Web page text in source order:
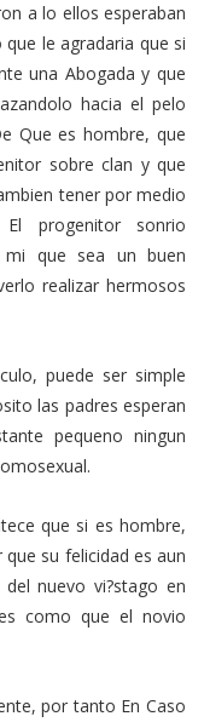
a lo ellos esperaban
le agradaria que si
una Abogada y que
hacia el pelo
Que es hombre, que
sobre clan y que
tener por medio
progenitor sonrio
que sea un buen
realizar hermosos
puede ser simple
las padres esperan
pequeno ningun
que si es hombre,
su felicidad es aun
nuevo vi?stago en
como que el novio
por tanto En Caso